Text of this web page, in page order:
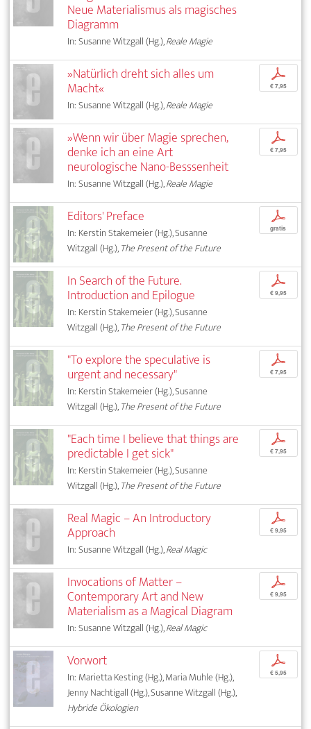
Neue Materialismus als magisches
Diagramm
In: Susanne Witzgall (Hg.),Reale Magie
»Natürlich dreht sich alles um
Macht«
In: Susanne Witzgall (Hg.),Reale Magie
p
€ 7,95
»Wenn wir über Magie sprechen,
denke ich an eine Art
neurologische Nano-Besssenheit
In: Susanne Witzgall (Hg.),Reale Magie
p
€ 7,95
Editors' Preface
In: Kerstin Stakemeier (Hg.), Susanne
Witzgall (Hg.),The Present of the Future
p
gratis
In Search of the Future.
Introduction and Epilogue
In: Kerstin Stakemeier (Hg.), Susanne
Witzgall (Hg.),The Present of the Future
p
€ 9,95
"To explore the speculative is
urgent and necessary"
In: Kerstin Stakemeier (Hg.), Susanne
Witzgall (Hg.),The Present of the Future
p
€ 7,95
"Each time I believe that things are
predictable I get sick"
In: Kerstin Stakemeier (Hg.), Susanne
Witzgall (Hg.),The Present of the Future
p
€ 7,95
Real Magic – An Introductory
Approach
In: Susanne Witzgall (Hg.),Real Magic
p
€ 9,95
Invocations of Matter –
Contemporary Art and New
Materialism as a Magical Diagram
In: Susanne Witzgall (Hg.),Real Magic
p
€ 9,95
Vorwort
In: Marietta Kesting (Hg.), Maria Muhle (Hg.),
Jenny Nachtigall (Hg.), Susanne Witzgall (Hg.),
Hybride Ökologien
p
€ 5,95